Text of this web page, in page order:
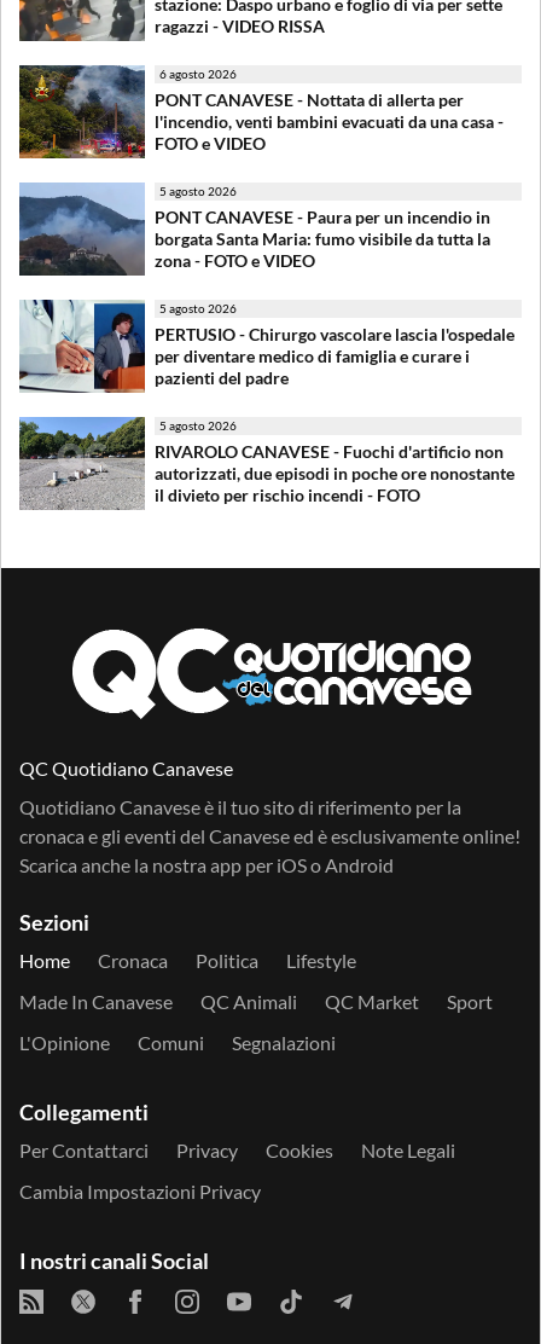
stazione: Daspo urbano e foglio di via per sette
ragazzi - VIDEO RISSA
6 agosto 2026
PONT CANAVESE - Nottata di allerta per
l'incendio, venti bambini evacuati da una casa -
FOTO e VIDEO
5 agosto 2026
PONT CANAVESE - Paura per un incendio in
borgata Santa Maria: fumo visibile da tutta la
zona - FOTO e VIDEO
5 agosto 2026
PERTUSIO - Chirurgo vascolare lascia l'ospedale
per diventare medico di famiglia e curare i
pazienti del padre
5 agosto 2026
RIVAROLO CANAVESE - Fuochi d'artificio non
autorizzati, due episodi in poche ore nonostante
il divieto per rischio incendi - FOTO
QC Quotidiano Canavese
Quotidiano Canavese è il tuo sito di riferimento per la
cronaca e gli eventi del Canavese ed è esclusivamente online!
Scarica anche la nostra app per iOSoAndroid
Sezioni
Home Cronaca Politica
Lifestyle
Made In Canavese
QC Animali QC Market
Sport
L'Opinione
Comuni Segnalazioni
Collegamenti
Per Contattarci Privacy Cookies
Note Legali
Cambia Impostazioni Privacy
I nostri canali Social